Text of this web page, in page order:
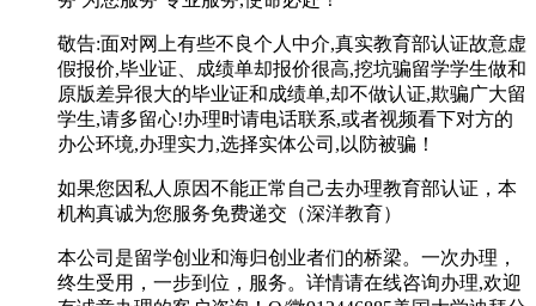
敬告:面对网上有些不良个人中介,真实教育部认证故意虚
假报价,毕业证、成绩单却报价很高,挖坑骗留学学生做和
原版差异很大的毕业证和成绩单,却不做认证,欺骗广大留
学生,请多留心!办理时请电话联系,或者视频看下对方的
办公环境,办理实力,选择实体公司,以防被骗！
如果您因私人原因不能正常自己去办理教育部认证，本
机构真诚为您服务免费递交（深洋教育）
本公司是留学创业和海归创业者们的桥梁。一次办理，
终生受用，一步到位，服务。详情请在线咨询办理,欢迎